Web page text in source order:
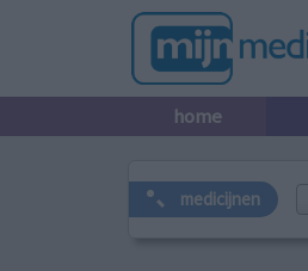
home
medicijnen